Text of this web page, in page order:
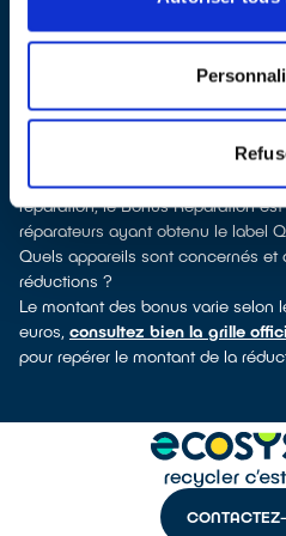
. En cliquant sur la
verrez pour quels types
téléphone mobile, outils
d’équipements son réparateur
Consulter l’annuaire
Comment bénéficier du Bonus
Déduit instantanément et de
réparation, le Bonus Réparation
réparateurs ayant obtenu le label
Quels appareils sont concernés et
réductions ?
Le montant des bonus varie selon
euros, consultez bien la grille
pour repérer le montant de la